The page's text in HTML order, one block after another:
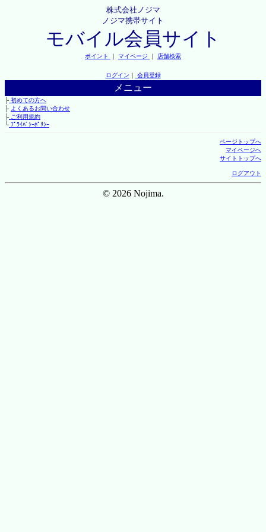
株式会社ノジマ
ノジマ携帯サイト
モバイル会員サイト
ポイント ｜ マイページ ｜ 店舗検索
ログイン ｜ 会員登録
メニュー
├初めての方へ
├ よくあるお問い合わせ
├ご利用規約
└ﾌﾟﾗｲﾊﾞｼｰﾎﾟﾘｼｰ
ページトップへ
マイページへ
サイトトップへ
ログアウト
© 2026 Nojima.